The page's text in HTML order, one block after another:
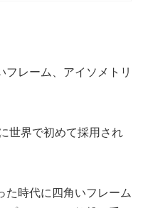
フレーム、アイソメトリ
世界で初めて採用され
た時代に四角いフレーム